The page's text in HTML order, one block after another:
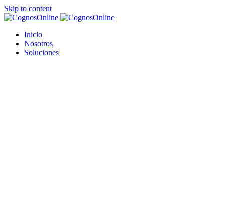
Skip to content
Inicio
Nosotros
Soluciones